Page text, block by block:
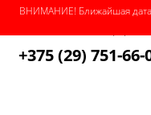
+375 (29) 751-66-
ВНИМАНИЕ! Ближайшая дата